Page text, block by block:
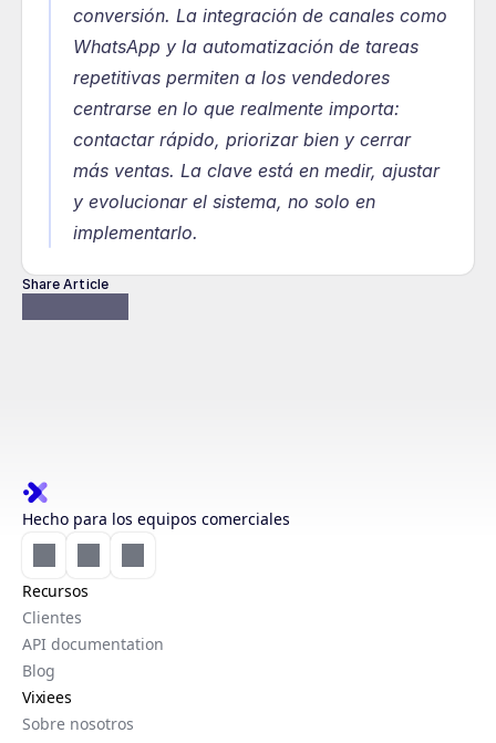
conversión. La integración de canales como
WhatsApp y la automatización de tareas
repetitivas permiten a los vendedores
centrarse en lo que realmente importa:
contactar rápido, priorizar bien y cerrar
más ventas. La clave está en medir, ajustar
y evolucionar el sistema, no solo en
implementarlo.
Share Article
Hecho para los equipos comerciales
Recursos
Clientes
API documentation
Blog
Vixiees
Sobre nosotros